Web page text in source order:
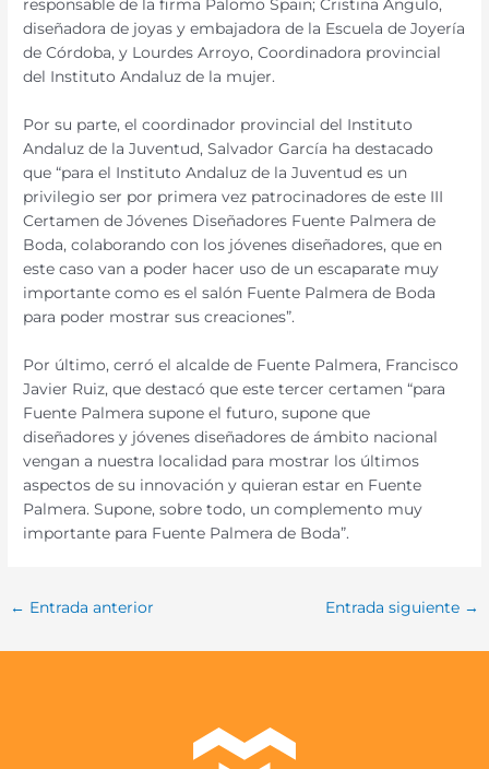
responsable de la firma Palomo Spain; Cristina Angulo,
diseñadora de joyas y embajadora de la Escuela de Joyería
de Córdoba, y Lourdes Arroyo, Coordinadora provincial
del Instituto Andaluz de la mujer.
Por su parte, el coordinador provincial del Instituto
Andaluz de la Juventud, Salvador García ha destacado
que “para el Instituto Andaluz de la Juventud es un
privilegio ser por primera vez patrocinadores de este III
Certamen de Jóvenes Diseñadores Fuente Palmera de
Boda, colaborando con los jóvenes diseñadores, que en
este caso van a poder hacer uso de un escaparate muy
importante como es el salón Fuente Palmera de Boda
para poder mostrar sus creaciones”.
Por último, cerró el alcalde de Fuente Palmera, Francisco
Javier Ruiz, que destacó que este tercer certamen “para
Fuente Palmera supone el futuro, supone que
diseñadores y jóvenes diseñadores de ámbito nacional
vengan a nuestra localidad para mostrar los últimos
aspectos de su innovación y quieran estar en Fuente
Palmera. Supone, sobre todo, un complemento muy
importante para Fuente Palmera de Boda”.
← Entrada anterior Entrada siguiente →